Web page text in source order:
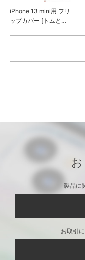
iPhone 13 mini用 フリ
ップカバー [トムとジ
製品に
お取引